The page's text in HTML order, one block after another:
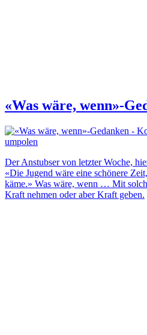
«Was wäre, wenn»-
Der Anstubser von letzter Woche,
«Die Jugend wäre eine schönere
käme.» Was wäre, wenn … Mit
Kraft nehmen oder aber Kraft geben.